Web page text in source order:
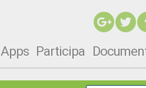
Apps Participa